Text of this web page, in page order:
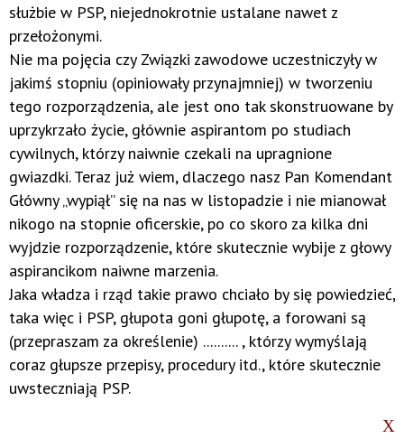
służbie w PSP, niejednokrotnie ustalane nawet z
przełożonymi.
Nie ma pojęcia czy Związki zawodowe uczestniczyły w
jakimś stopniu (opiniowały przynajmniej) w tworzeniu
tego rozporządzenia, ale jest ono tak skonstruowane by
uprzykrzało życie, głównie aspirantom po studiach
cywilnych, którzy naiwnie czekali na upragnione
gwiazdki. Teraz już wiem, dlaczego nasz Pan Komendant
Główny „wypiął” się na nas w listopadzie i nie mianował
nikogo na stopnie oficerskie, po co skoro za kilka dni
wyjdzie rozporządzenie, które skutecznie wybije z głowy
aspirancikom naiwne marzenia.
Jaka władza i rząd takie prawo chciało by się powiedzieć,
taka więc i PSP, głupota goni głupotę, a forowani są
(przepraszam za określenie) .......... , którzy wymyślają
coraz głupsze przepisy, procedury itd., które skutecznie
uwsteczniają PSP.